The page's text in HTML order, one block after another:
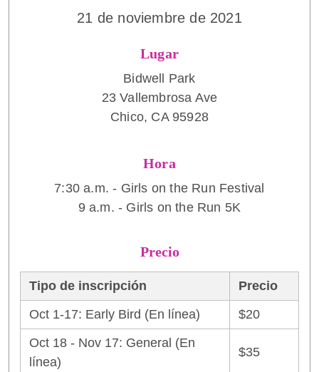
21 de noviembre de 2021
Lugar
Bidwell Park
23 Vallembrosa Ave
Chico, CA 95928
Hora
7:30 a.m. - Girls on the Run Festival
9 a.m. - Girls on the Run 5K
Precio
Tipo de inscripción
Precio
Oct 1-17: Early Bird (En línea)
$20
Oct 18 - Nov 17: General (En
línea)
$35